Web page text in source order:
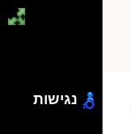
נגישות